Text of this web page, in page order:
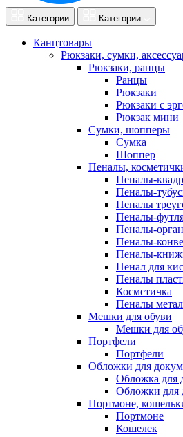
Категории Категории
Канцтовары
Рюкзаки, сумки,
Рюкзаки, ранцы
Ранцы
Рюкзаки
Рюкзаки с
Рюкзак мини
Сумки, шопперы
Сумка
Шоппер
Пеналы,
Пеналы-
Пеналы-
Пеналы
Пеналы-
Пеналы-
Пеналы-
Пеналы-
Пенал для
Пеналы
Косметичка
Пеналы
Мешки для обуви
Мешки для
Портфели
Портфели
Обложки для
Обложка для
Обложки для
Портмоне,
Портмоне
Кошелек